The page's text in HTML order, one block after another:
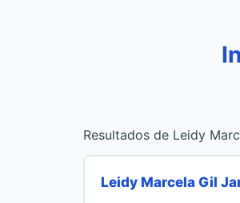
Resultados de Leidy
Leidy Marcela Gil